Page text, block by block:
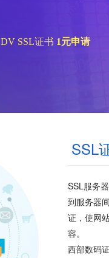
SSL证书 1元申请
SSL
SSL服务
到服务器
证，使网
容。
西部数码